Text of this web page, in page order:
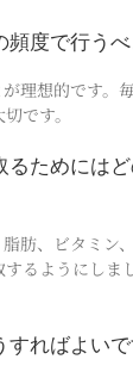
度で行うべ
理想的です。
です。
ためには
肪、ビタミン
るようにしま
ればよいで